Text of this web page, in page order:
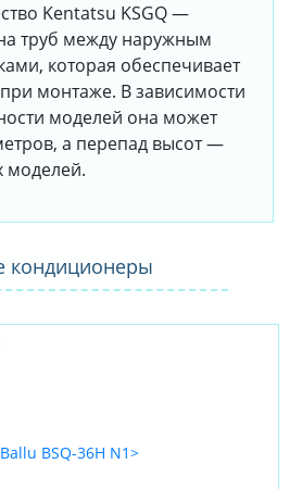
Kentatsu KSGQ —
труб между наружным
которая обеспечивает
монтаже. В зависимости
моделей она может
а перепад высот —
моделей.
кондиционеры